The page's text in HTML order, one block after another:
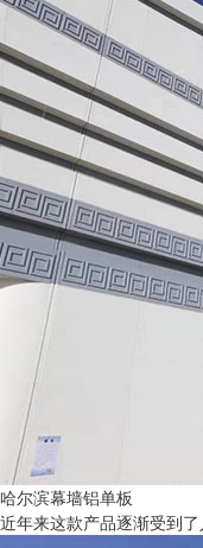
哈尔滨幕墙铝单板
近年来这款产品逐渐受到